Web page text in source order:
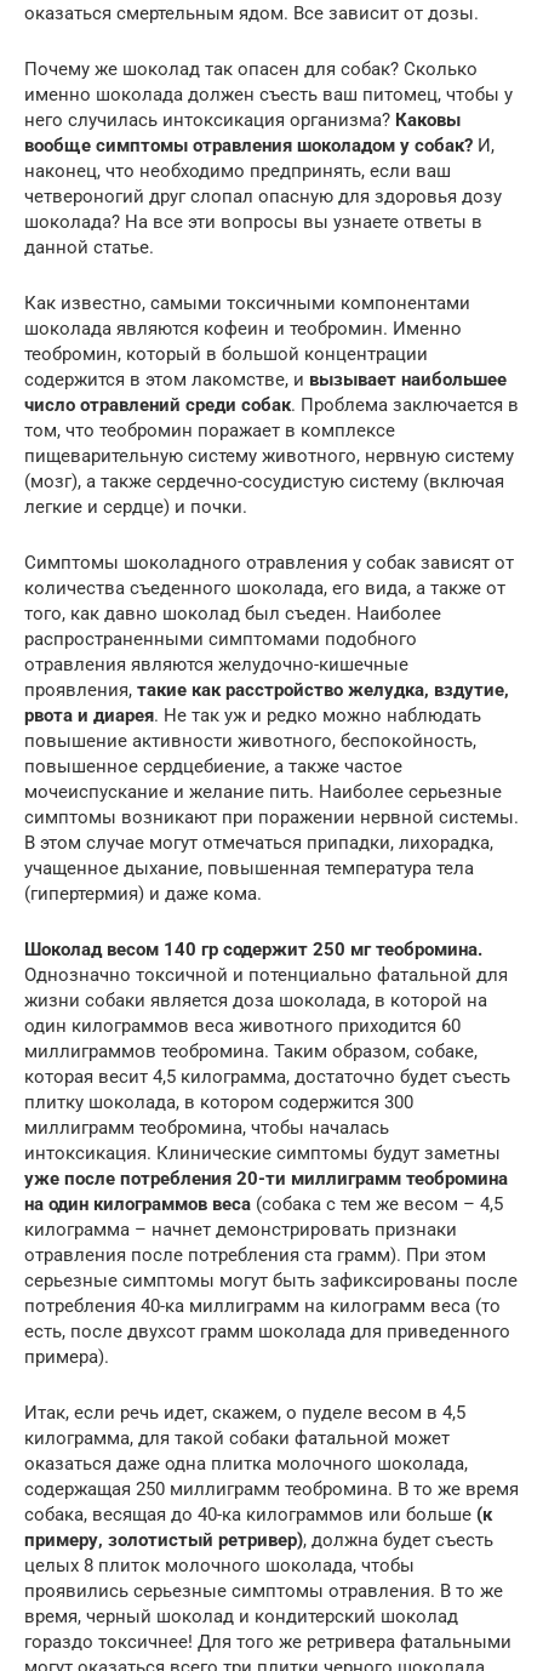
оказаться смертельным ядом. Все зависит от дозы.
Почему же шоколад так опасен для собак? Сколько
именно шоколада должен съесть ваш питомец, чтобы у
него случилась интоксикация организма? Каковы
вообще симптомы отравления шоколадом у собак? И,
наконец, что необходимо предпринять, если ваш
четвероногий друг слопал опасную для здоровья дозу
шоколада? На все эти вопросы вы узнаете ответы в
данной статье.
Как известно, самыми токсичными компонентами
шоколада являются кофеин и теобромин. Именно
теобромин, который в большой концентрации
содержится в этом лакомстве, и вызывает наибольшее
число отравлений среди собак. Проблема заключается в
том, что теобромин поражает в комплексе
пищеварительную систему животного, нервную систему
(мозг), а также сердечно-сосудистую систему (включая
легкие и сердце) и почки.
Симптомы шоколадного отравления у собак зависят от
количества съеденного шоколада, его вида, а также от
того, как давно шоколад был съеден. Наиболее
распространенными симптомами подобного
отравления являются желудочно-кишечные
проявления, такие как расстройство желудка, вздутие,
рвота и диарея. Не так уж и редко можно наблюдать
повышение активности животного, беспокойность,
повышенное сердцебиение, а также частое
мочеиспускание и желание пить. Наиболее серьезные
симптомы возникают при поражении нервной системы.
В этом случае могут отмечаться припадки, лихорадка,
учащенное дыхание, повышенная температура тела
(гипертермия) и даже кома.
Шоколад весом 140 гр содержит 250 мг теобромина.
Однозначно токсичной и потенциально фатальной для
жизни собаки является доза шоколада, в которой на
один килограммов веса животного приходится 60
миллиграммов теобромина. Таким образом, собаке,
которая весит 4,5 килограмма, достаточно будет съесть
плитку шоколада, в котором содержится 300
миллиграмм теобромина, чтобы началась
интоксикация. Клинические симптомы будут заметны
уже после потребления 20-ти миллиграмм теобромина
на один килограммов веса (собака с тем же весом – 4,5
килограмма – начнет демонстрировать признаки
отравления после потребления ста грамм). При этом
серьезные симптомы могут быть зафиксированы после
потребления 40-ка миллиграмм на килограмм веса (то
есть, после двухсот грамм шоколада для приведенного
примера).
Итак, если речь идет, скажем, о пуделе весом в 4,5
килограмма, для такой собаки фатальной может
оказаться даже одна плитка молочного шоколада,
содержащая 250 миллиграмм теобромина. В то же время
собака, весящая до 40-ка килограммов или больше (к
примеру, золотистый ретривер), должна будет съесть
целых 8 плиток молочного шоколада, чтобы
проявились серьезные симптомы отравления. В то же
время, черный шоколад и кондитерский шоколад
гораздо токсичнее! Для того же ретривера фатальными